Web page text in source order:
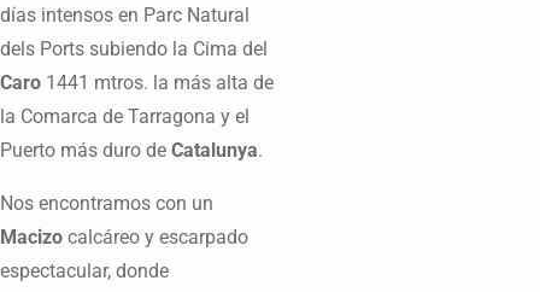
días intensos en Parc Natural
dels Ports subiendo la Cima del
Caro 1441 mtros. la más alta de
la Comarca de Tarragona y el
Puerto más duro de Catalunya.
Nos encontramos con un
Macizo calcáreo y escarpado
espectacular, donde